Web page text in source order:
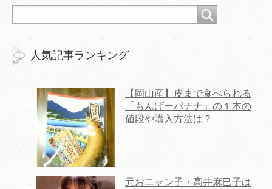
人気記事ランキング
【岡山産】皮まで食べられる
「もんげーバナナ」の１本の
値段や購入方法は？
元おニャン子・高井麻巳子は